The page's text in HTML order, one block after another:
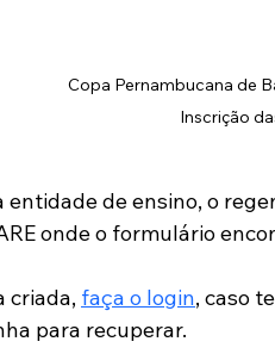
Copa Pernambucana de
Inscrição
entidade de ensino, o
onde o formulário
criada, faça o login, caso
para recuperar.